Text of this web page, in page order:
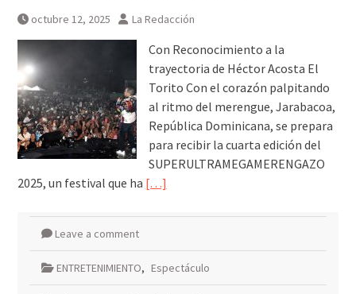
octubre 12, 2025 La Redacción
Con Reconocimiento a la
trayectoria de Héctor Acosta El
Torito Con el corazón palpitando
al ritmo del merengue, Jarabacoa,
República Dominicana, se prepara
para recibir la cuarta edición del
SUPERULTRAMEGAMERENGAZO
2025, un festival que ha […]
Leave a comment
ENTRETENIMIENTO, Espectáculo